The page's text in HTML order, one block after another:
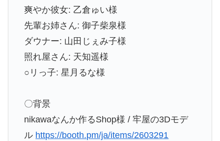
爽やか彼女: 乙倉ゅい様
先輩お姉さん: 御子柴泉様
ダウナー: 山田じぇみ子様
照れ屋さん: 天知遥様
○リっ子: 星月るな様
〇背景
nikawaなんか作るShop様 / 牢屋の3Dモデ
ル https://booth.pm/ja/items/2603291